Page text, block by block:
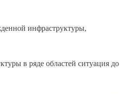
инфраструктуры,
в ряде областей ситуация до